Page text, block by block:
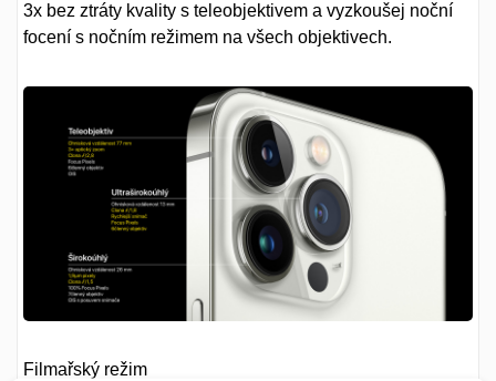
3x bez ztráty kvality s teleobjektivem a vyzkoušej noční
focení s nočním režimem na všech objektivech.
Filmařský režim